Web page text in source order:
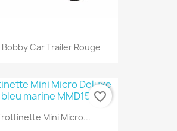
Bobby Car Trailer Rouge
Mini Micro...
favorite_border